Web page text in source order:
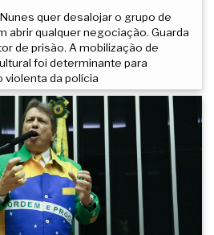
quer desalojar o grupo de
abrir qualquer negociação. Guarda
de prisão. A mobilização de
foi determinante para
violenta da polícia